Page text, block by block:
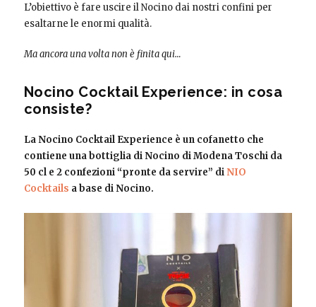
L’obiettivo è fare uscire il Nocino dai nostri confini per
esaltarne le enormi qualità.
Ma ancora una volta non è finita qui…
Nocino Cocktail Experience: in cosa
consiste?
La Nocino Cocktail Experience è un cofanetto che
contiene una bottiglia di Nocino di Modena Toschi da
50 cl e 2 confezioni “pronte da servire” di NIO
Cocktails a base di Nocino.